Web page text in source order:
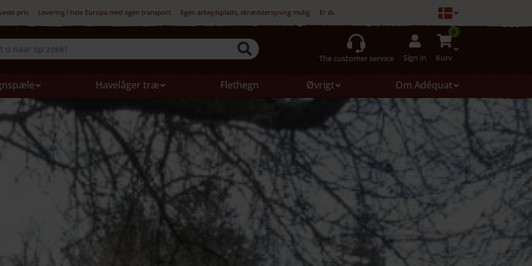
pris Levering i hele Europa med egen transport Egen arbejdsplads, skræddersyning mulig Er du ikke tilfreds, er køb ikke forpligtet
The customer service Sign in
0
Kurv
Havelåger træ
Flethegn
Øvrigt
Om Adéquat